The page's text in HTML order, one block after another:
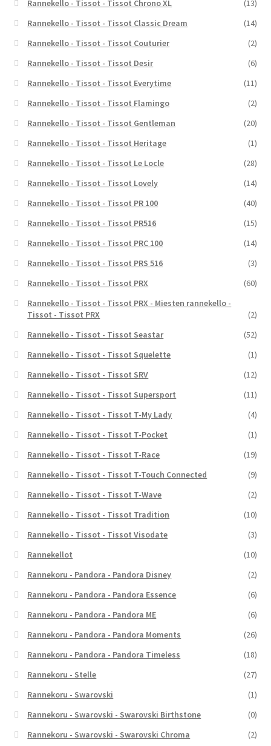
Rannekello - Tissot - Tissot Chrono XL
(13)
Rannekello - Tissot - Tissot Classic Dream
(14)
Rannekello - Tissot - Tissot Couturier
(2)
Rannekello - Tissot - Tissot Desir
(6)
Rannekello - Tissot - Tissot Everytime
(11)
Rannekello - Tissot - Tissot Flamingo
(2)
Rannekello - Tissot - Tissot Gentleman
(20)
Rannekello - Tissot - Tissot Heritage
(1)
Rannekello - Tissot - Tissot Le Locle
(28)
Rannekello - Tissot - Tissot Lovely
(14)
Rannekello - Tissot - Tissot PR 100
(40)
Rannekello - Tissot - Tissot PR516
(15)
Rannekello - Tissot - Tissot PRC 100
(14)
Rannekello - Tissot - Tissot PRS 516
(3)
Rannekello - Tissot - Tissot PRX
(60)
Rannekello - Tissot - Tissot PRX - Miesten rannekello -
Tissot - Tissot PRX
(2)
Rannekello - Tissot - Tissot Seastar
(52)
Rannekello - Tissot - Tissot Squelette
(1)
Rannekello - Tissot - Tissot SRV
(12)
Rannekello - Tissot - Tissot Supersport
(11)
Rannekello - Tissot - Tissot T-My Lady
(4)
Rannekello - Tissot - Tissot T-Pocket
(1)
Rannekello - Tissot - Tissot T-Race
(19)
Rannekello - Tissot - Tissot T-Touch Connected
(9)
Rannekello - Tissot - Tissot T-Wave
(2)
Rannekello - Tissot - Tissot Tradition
(10)
Rannekello - Tissot - Tissot Visodate
(3)
Rannekellot
(10)
Rannekoru - Pandora - Pandora Disney
(2)
Rannekoru - Pandora - Pandora Essence
(6)
Rannekoru - Pandora - Pandora ME
(6)
Rannekoru - Pandora - Pandora Moments
(26)
Rannekoru - Pandora - Pandora Timeless
(18)
Rannekoru - Stelle
(27)
Rannekoru - Swarovski
(1)
Rannekoru - Swarovski - Swarovski Birthstone
(0)
Rannekoru - Swarovski - Swarovski Chroma
(2)